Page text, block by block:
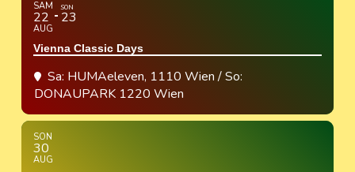
SAM
22
AUG
SON
23
Vienna Classic Days
Sa: HUMAeleven, 1110 Wien / So:
DONAUPARK 1220 Wien
SON
30
AUG